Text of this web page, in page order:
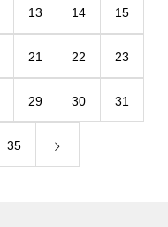
13 14 15
21 22 23
29 30 31
35